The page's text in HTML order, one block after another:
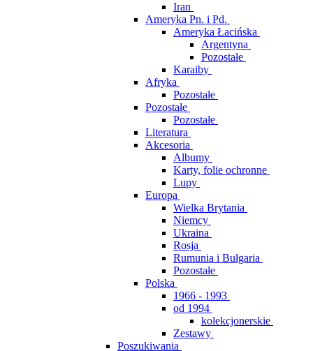
Iran
Ameryka Pn. i Pd.
Ameryka Łacińska
Argentyna
Pozostałe
Karaiby
Afryka
Pozostałe
Pozostałe
Pozostałe
Literatura
Akcesoria
Albumy
Karty, folie ochronne
Lupy
Europa
Wielka Brytania
Niemcy
Ukraina
Rosja
Rumunia i Bułgaria
Pozostałe
Polska
1966 - 1993
od 1994
kolekcjonerskie
Zestawy
Poszukiwania